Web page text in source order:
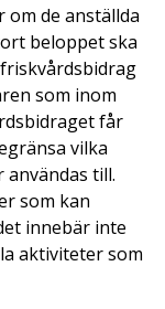
om de anställda
beloppet ska
som inom
får
vilka
till.
som kan
innebär inte
aktiviteter som